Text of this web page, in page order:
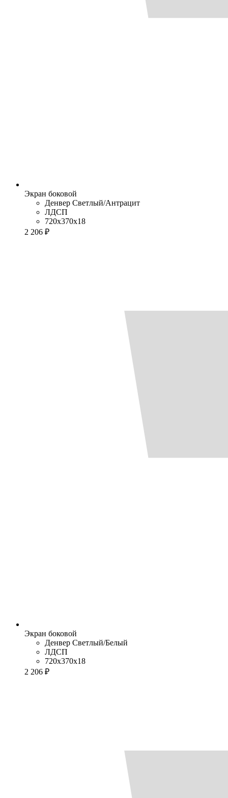
Экран боковой
Денвер Cветлый/Антрацит
ЛДСП
720x370x18
2 206 ₽
Экран боковой
Денвер Cветлый/Белый
ЛДСП
720x370x18
2 206 ₽